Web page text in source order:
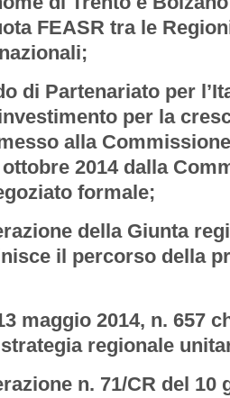
FEASR tra le
di Partenariato per
per la
alla
2014 dalla
formale;
della Giunta
il percorso della
maggio 2014, n. 657
regionale
n. 71/CR del 10